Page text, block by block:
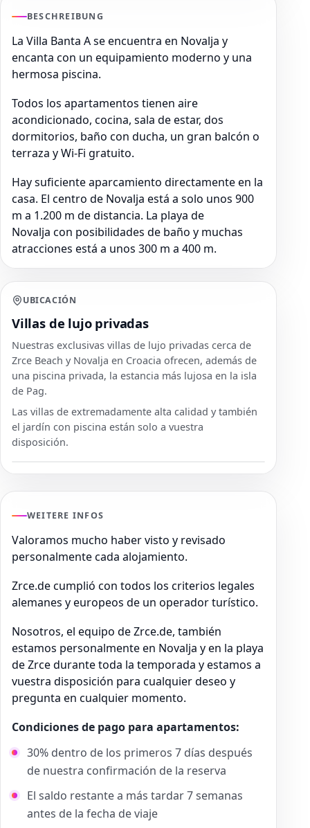
BESCHREIBUNG
La Villa Banta A se encuentra en Novalja y
encanta con un equipamiento moderno y una
hermosa piscina.
Todos los apartamentos tienen aire
acondicionado, cocina, sala de estar, dos
dormitorios, baño con ducha, un gran balcón o
terraza y Wi-Fi gratuito.
Hay suficiente aparcamiento directamente en la
casa. El centro de Novalja está a solo unos 900
m a 1.200 m de distancia. La playa de
Novalja con posibilidades de baño y muchas
atracciones está a unos 300 m a 400 m.
UBICACIÓN
Villas de lujo privadas
Nuestras exclusivas villas de lujo privadas cerca de
Zrce Beach y Novalja en Croacia ofrecen, además de
una piscina privada, la estancia más lujosa en la isla
de Pag.
Las villas de extremadamente alta calidad y también
el jardín con piscina están solo a vuestra
disposición.
WEITERE INFOS
Valoramos mucho haber visto y revisado
personalmente cada alojamiento.
Zrce.de cumplió con todos los criterios legales
alemanes y europeos de un operador turístico.
Nosotros, el equipo de Zrce.de, también
estamos personalmente en Novalja y en la playa
de Zrce durante toda la temporada y estamos a
vuestra disposición para cualquier deseo y
pregunta en cualquier momento.
Condiciones de pago para apartamentos:
30% dentro de los primeros 7 días después
de nuestra confirmación de la reserva
El saldo restante a más tardar 7 semanas
antes de la fecha de viaje